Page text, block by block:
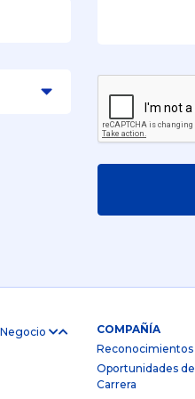
COMPAÑÍA
Reconocimientos
Oportunidades de
Carrera